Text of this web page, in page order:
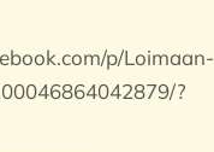
p/Loimaan-
?